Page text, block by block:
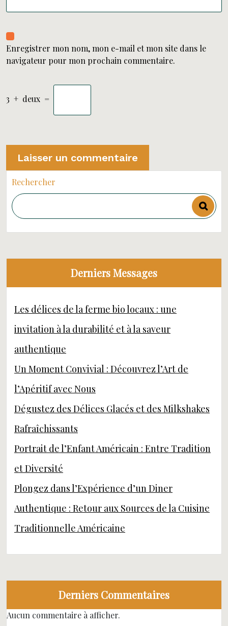
Enregistrer mon nom, mon e-mail et mon site dans le
navigateur pour mon prochain commentaire.
3 + deux =
Rechercher
Derniers Messages
Les délices de la ferme bio locaux : une
invitation à la durabilité et à la saveur
authentique
Un Moment Convivial : Découvrez l’Art de
l’Apéritif avec Nous
Dégustez des Délices Glacés et des Milkshakes
Rafraîchissants
Portrait de l’Enfant Américain : Entre Tradition
et Diversité
Plongez dans l’Expérience d’un Diner
Authentique : Retour aux Sources de la Cuisine
Traditionnelle Américaine
Derniers Commentaires
Aucun commentaire à afficher.